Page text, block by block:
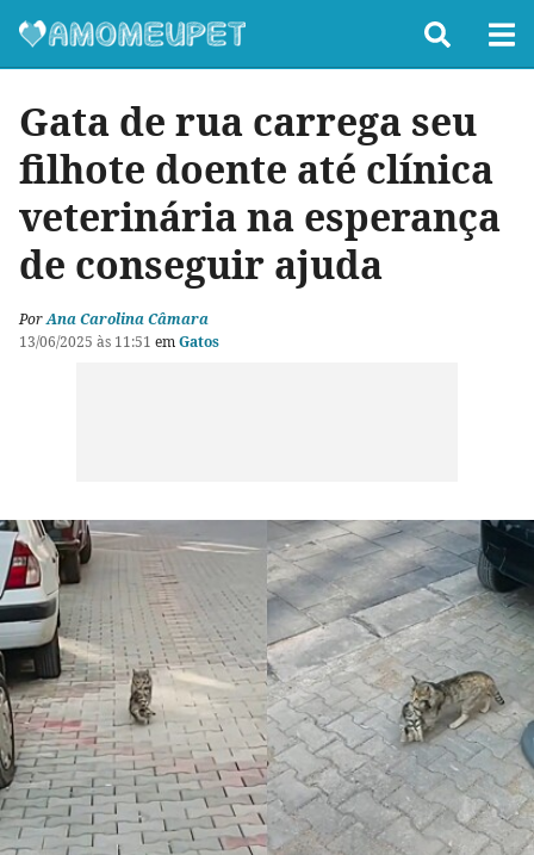
Gata de rua carrega seu
filhote doente até clínica
veterinária na esperança
de conseguir ajuda
PorAna Carolina Câmara
13/06/2025 às 11:51 emGatos